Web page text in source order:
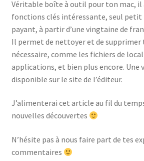
Véritable boîte à outil pour ton mac, il
fonctions clés intéressante, seul
payant, à partir d’une vingtaine de
Il permet de nettoyer et de supprimer
nécessaire, comme les fichiers de
applications, et bien plus encore. Une
disponible sur le site de l’éditeur.
J’alimenterai cet article au fil du
nouvelles découvertes
N’hésite pas à nous faire part de tes
commentaires